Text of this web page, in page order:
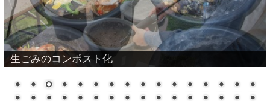
コンポストの臭気測定